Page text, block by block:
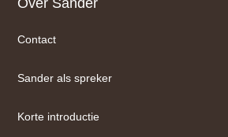
Footer
Contact
Sander als spreker
Korte introductie